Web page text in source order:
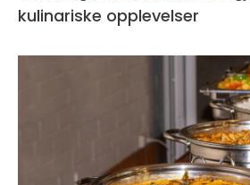
kulinariske opplevelser